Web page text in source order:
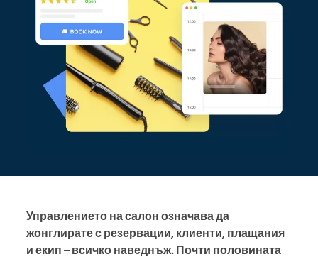
Управлението на салон означава да
жонглирате с резервации, клиенти, плащания
и екип – всичко наведнъж. Почти половината